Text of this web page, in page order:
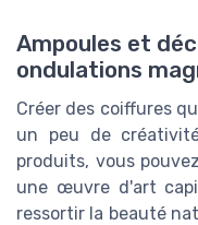
Ampoules et
ondulations
Créer des coiffures
un peu de
produits, vous
une œuvre d'art
ressortir la beauté